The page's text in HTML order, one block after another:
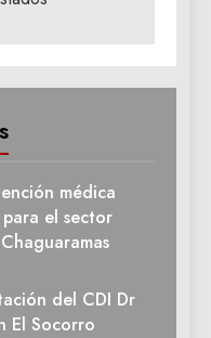
médica
el sector
del CDI Dr
El Socorro